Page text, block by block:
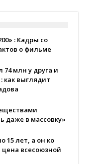
: Кадры со
о фильме
млн у друга и
как выглядит
даже в массовку»
15 лет, а он ко
цена всесоюзной